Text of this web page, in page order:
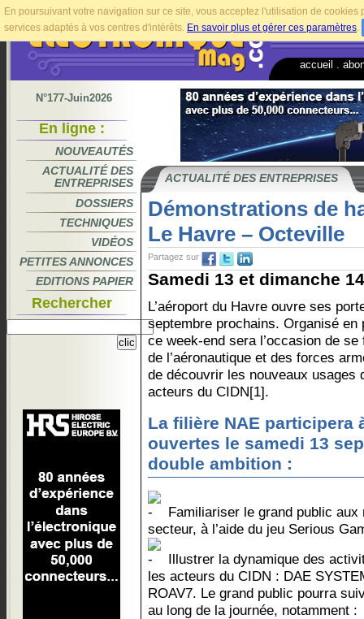
En poursuivant votre navigation sur ce site, vous acceptez l'utilisation de
services adaptés à vos centres d'intérêts. En savoir plus et gérer ces paramètres.
accueil
N°177-Juin2026
En ligne :
NOUVEAUTÉS
ACTUALITÉ DES
ENTREPRISES
DOSSIERS
TECHNIQUES
VIDÉOS
PETITES ANNONCES
EDITIONS PAPIER
Rechercher
ACTUALITÉ DES ENTREPRISES
Démonstrations de
Le Havre – Octeville
Partagez sur
Samedi 13 et dimanche
L’aéroport du Havre ouvre ses
septembre prochains. Organisé
ce week-end sera l’occasion de
de l’aéronautique et des forces
de découvrir les nouveaux usages
acteurs du CIDN[1].
La filière NAE participera
ouvertes le samedi 13
double ambition :
Familiariser le grand public
secteur, à l’aide du jeu Serious
Illustrer la dynamique des
les acteurs du CIDN : DAE
ROAV7. Le grand public pourra
au long de la journée, notamment :